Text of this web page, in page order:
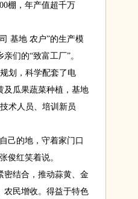
棚，年产值超千万
基地 农户”的生产模
们的“致富工厂”。
划，科学配套了电
及瓜果蔬菜种植，基地
术人员、培训新员
己的地，守着家门口
俊红笑着说。
结合，推动蒜黄、金
农民增收。得益于特色